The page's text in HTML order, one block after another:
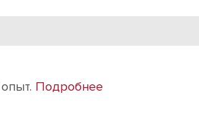
вопросам
Подробнее